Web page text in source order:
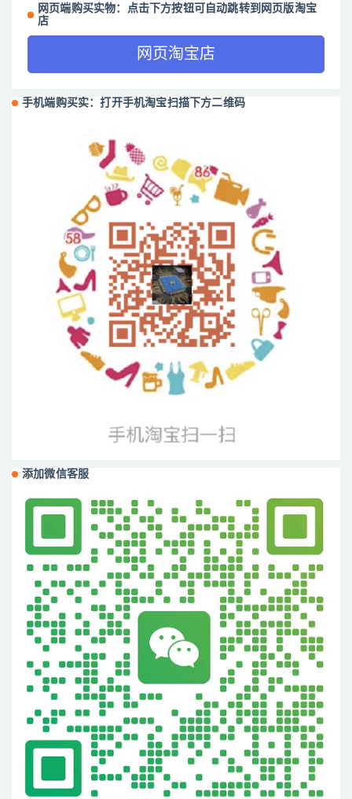
网页端购买实物：点击下方按钮可自动跳转到网页版淘宝
店
网页淘宝店
手机端购买实：打开手机淘宝扫描下方二维码
添加微信客服